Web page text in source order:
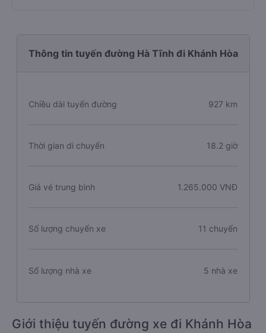
Thông tin tuyến đường Hà Tĩnh đi Khánh Hòa
Chiều dài tuyến đường 927 km
Thời gian di chuyển 18.2 giờ
Giá vé trung bình 1.265.000 VNĐ
Số lượng chuyến xe 11 chuyến
Số lượng nhà xe 5 nhà xe
Giới thiệu tuyến đường xe đi Khánh Hòa